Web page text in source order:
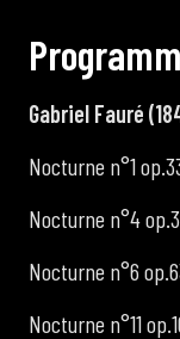
Programm
Gabriel Fauré
Nocturne n°1
Nocturne n°4
Nocturne n°6
Nocturne n°11